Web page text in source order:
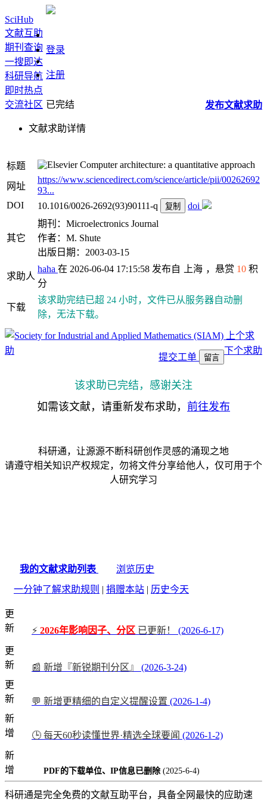
SciHub
文献互助
期刊查询
一搜即达
科研导航
即时热点
交流社区
登录
注册
发布文献求助
已完结
文献求助详情
标题 Computer architecture: a quantitative approach
网址
https://www.sciencedirect.com/science/article/pii/00262692
93...
DOI
10.1016/0026-2692(93)90111-q 复制 doi
其它
期刊：Microelectronics Journal
作者：M. Shute
出版日期：2003-03-15
求助人
haha 在 2026-06-04 17:15:58 发布自 上海 ，悬赏 10 积
分
下载
该求助完结已超 24 小时，文件已从服务器自动删
除，无法下载。
上个求
助
下个求助
提交工单 留言
该求助已完结，感谢关注
如需该文献，请重新发布求助， 前往发布
科研通，让源源不断科研创作灵感的涌现之地
请遵守相关知识产权规定，勿将文件分享给他人，仅可用于个
人研究学习
我的文献求助列表
浏览历史
一分钟了解求助规则 | 捐赠本站 | 历史今天
更
新
⚡ 2026年影响因子、分区 已更新！
(2026-6-17)
更
新
📰 新增『新锐期刊分区』
(2026-3-24)
更
新
💬 新增更精细的自定义提醒设置 (2026-1-4)
新
增
🕒 每天60秒读懂世界·精选全球要闻 (2026-1-2)
新
增
PDF的下载单位、IP信息已删除 (2025-6-4)
科研通是完全免费的文献互助平台，具备全网最快的应助速